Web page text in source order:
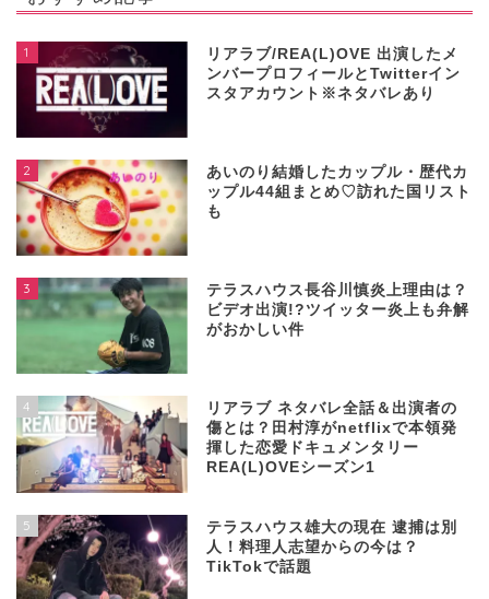
1
リアラブ/REA(L)OVE 出演したメ
ンバープロフィールとTwitterイン
スタアカウント※ネタバレあり
2
あいのり結婚したカップル・歴代カ
ップル44組まとめ♡訪れた国リスト
も
3
テラスハウス長谷川慎炎上理由は？
ビデオ出演!?ツイッター炎上も弁解
がおかしい件
4
リアラブ ネタバレ全話＆出演者の
傷とは？田村淳がnetflixで本領発
揮した恋愛ドキュメンタリー
REA(L)OVEシーズン1
5
テラスハウス雄大の現在 逮捕は別
人！料理人志望からの今は？
TikTokで話題